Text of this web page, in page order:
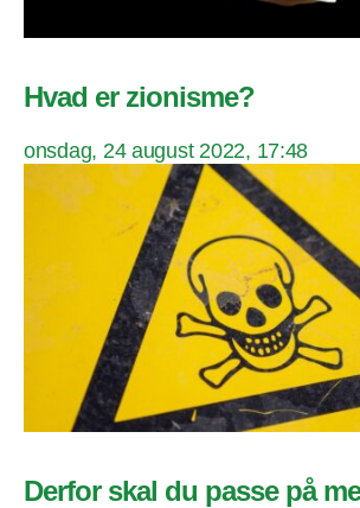
Hvad er zionisme?
onsdag, 24 august 2022, 17:48
Derfor skal du passe på